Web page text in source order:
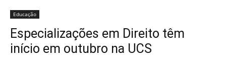
Educação
Especializações em Direito têm
início em outubro na UCS